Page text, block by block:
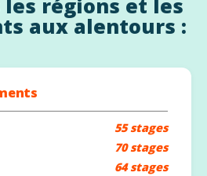
aux alentours :
55 stages
70 stages
64 stages